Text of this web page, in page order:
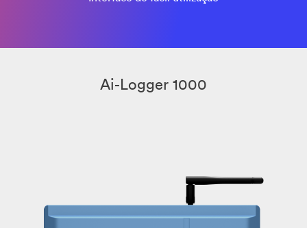
Ai-Logger 1000